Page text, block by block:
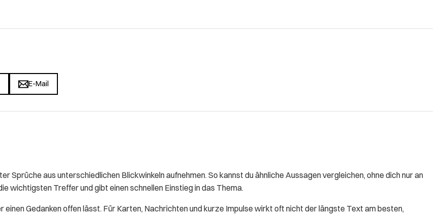
E-Mail
Sprüche aus unterschiedlichen Blickwinkeln aufnehmen. So kannst du ähnliche Aussagen vergleichen, ohne dich nur an
wichtigsten Treffer und gibt einen schnellen Einstieg in das Thema.
Gedanken offen lässt. Für Karten, Nachrichten und kurze Impulse wirkt oft nicht der längste Text am besten,